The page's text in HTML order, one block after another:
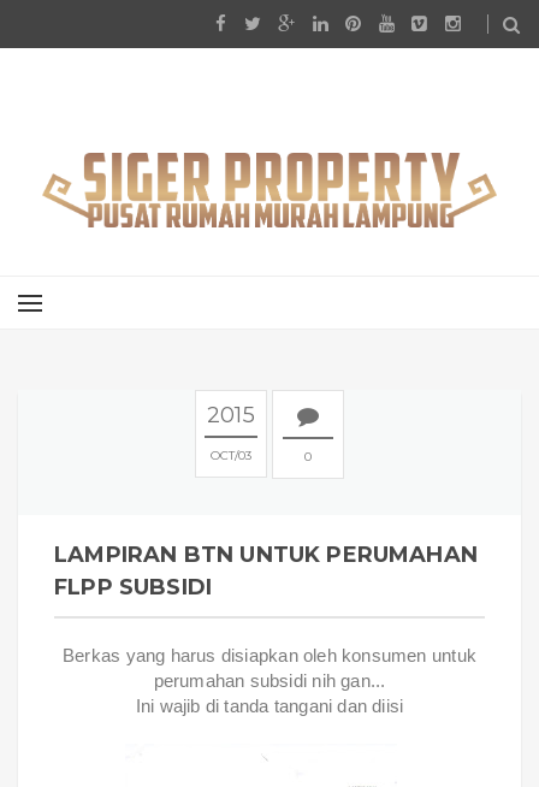
2015
OCT 03 0
LAMPIRAN BTN UNTUK PERUMAHAN
FLPP SUBSIDI
Berkas yang harus disiapkan oleh konsumen untuk
perumahan subsidi nih gan...
Ini wajib di tanda tangani dan diisi